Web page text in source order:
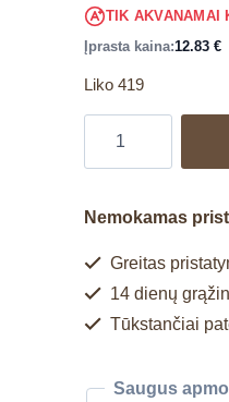
TIK AKVANAMAI
Įprasta kaina:12.83 €
Liko 419
Nemokamas
Greitas
14 dienų
Tūkstančiai
Saugus